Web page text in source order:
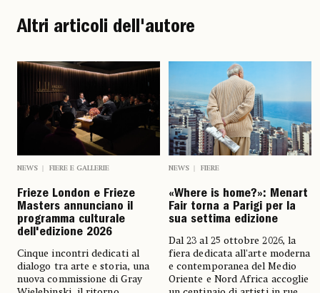
Altri articoli dell'autore
NEWS FIERE E GALLERIE
Frieze London e Frieze
Masters annunciano il
programma culturale
dell'edizione 2026
Cinque incontri dedicati al
dialogo tra arte e storia, una
nuova commissione di Gray
NEWS FIERE
«Where is home?»: Menart
Fair torna a Parigi per la
sua settima edizione
Dal 23 al 25 ottobre 2026, la
fiera dedicata all'arte moderna
e contemporanea del Medio
Oriente e Nord Africa accoglie